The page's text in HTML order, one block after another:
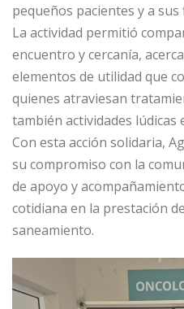
pequeños pacientes y a sus
La actividad permitió
encuentro y cercanía,
elementos de utilidad que
quienes atraviesan
también actividades lúdicas
Con esta acción solidaria,
su compromiso con la
de apoyo y
cotidiana en la prestación
saneamiento.